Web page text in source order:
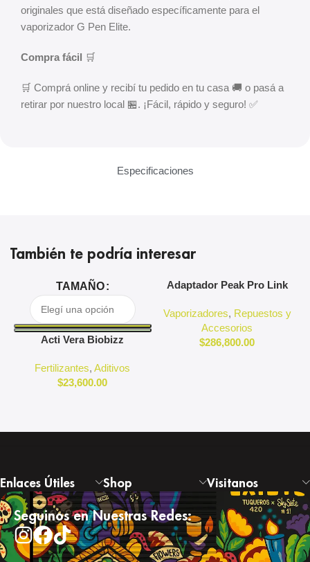
Especificaciones
originales que está diseñado específicamente para el
vaporizador G Pen Elite.
Compra fácil 🛒
🛒 Comprá online y recibí tu pedido en tu casa 🚚 o pasá a
retirar por nuestro local 🏪. ¡Fácil, rápido y seguro! ✅
También te podría interesar
TAMAÑO
Acti Vera Biobizz
Fertilizantes,Aditivos
$23,600.00
Adaptador Peak Pro Link
Vaporizadores, Repuestos y
Accesorios
$286,800.00
Enlaces Útiles Shop Visitanos
Seguinos en Nuestras Redes: